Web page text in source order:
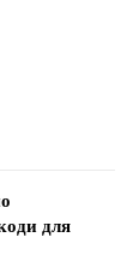
для